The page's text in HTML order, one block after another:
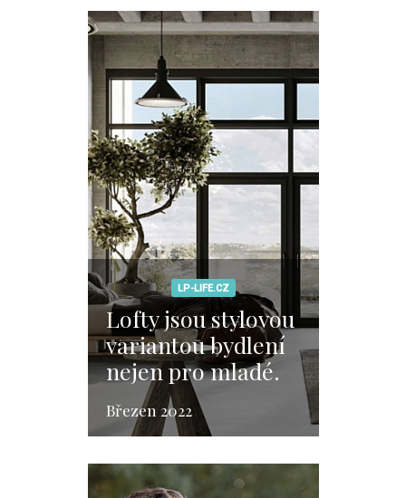
LP-LIFE.CZ
Lofty jsou stylovou
variantou bydlení
nejen pro mladé.
Březen 2022